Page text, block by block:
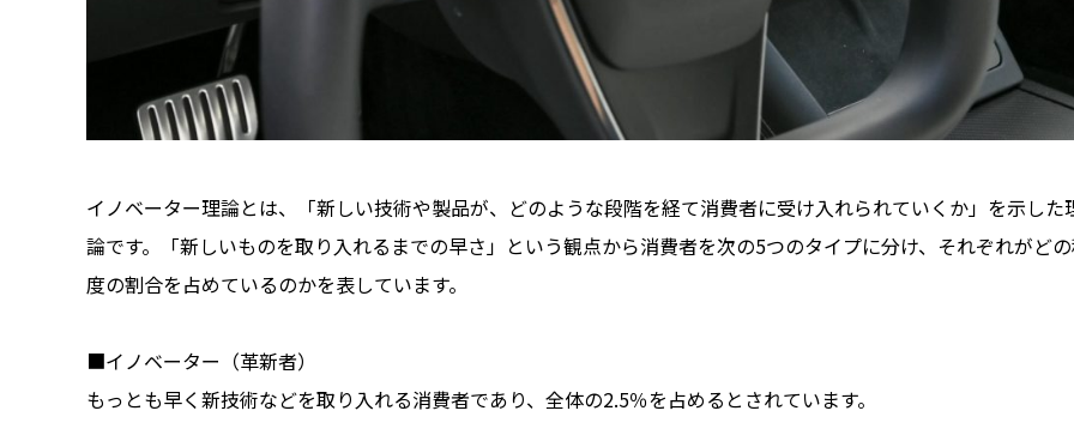
イノベーター理論とは、「新しい技術や製品が、どのような段階を経て消費者に受け入れられていくか」を示した
論です。「新しいものを取り入れるまでの早さ」という観点から消費者を次の5つのタイプに分け、それぞれがど
度の割合を占めているのかを表しています。
■イノベーター（革新者）
もっとも早く新技術などを取り入れる消費者であり、全体の2.5％を占めるとされています。